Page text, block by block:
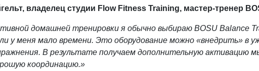
владелец студии Flow Fitness Training, мастер-тренер
домашней тренировки я обычно выбираю BOSU Balance
у меня мало времени. Это оборудование можно «внедрить» в
В результате получаем дополнительную активацию
координацию.»